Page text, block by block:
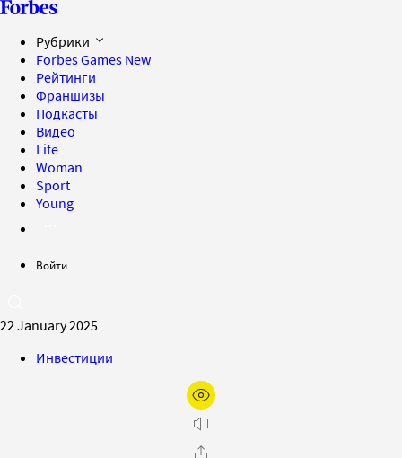
Рубрики
Forbes Games New
Рейтинги
Франшизы
Подкасты
Видео
Life
Woman
Sport
Young
Войти
22 January 2025
Инвестиции